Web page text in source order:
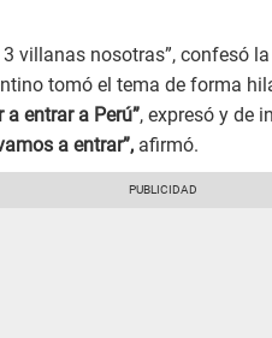
villanas nosotras”, confesó
tomó el tema de forma
entrar a Perú”, expresó y de
a entrar”, afirmó.